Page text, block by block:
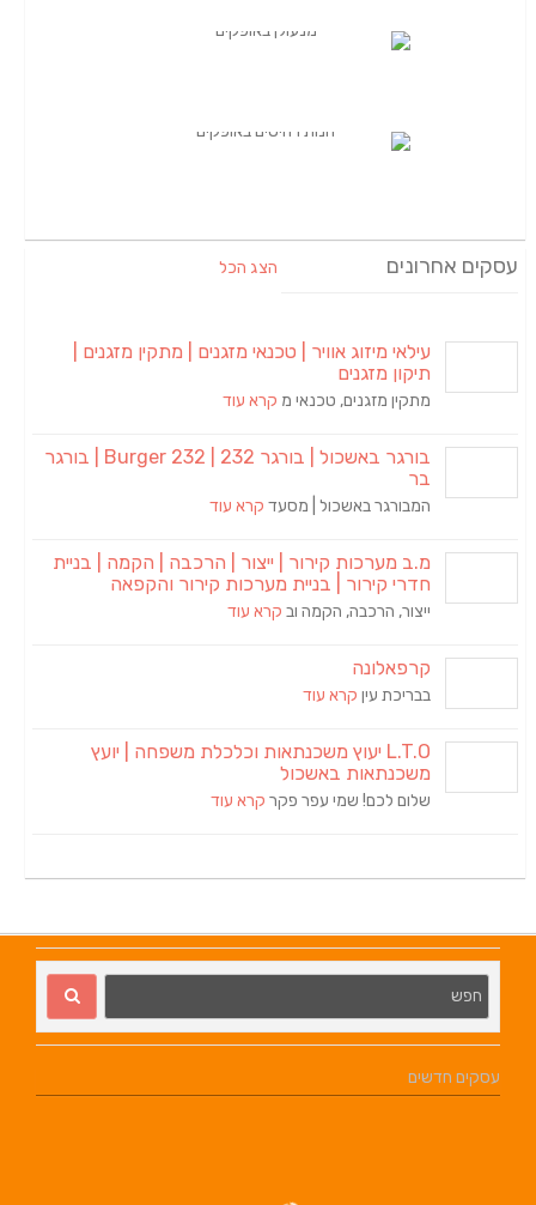
הצג הכל
אוויר | טכנאי מזגנים | מתקין מזגנים |
טכנאי מקרא עוד
בורגר באשכול | בורגר 232 | Burger 232 | בורגר
באשכול | מסעדקרא עוד
קירור | ייצור | הרכבה | הקמה | בניית
| בניית מערכות קירור והקפאה
קרא עוד
L.T.O יעוץ משכנתאות וכלכלת משפחה | יועץ
באשכול
שמי עפר פקרקרא עוד